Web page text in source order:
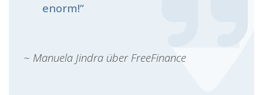
enorm!“
~ Manuela Jindra über FreeFinance